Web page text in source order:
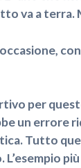
va a terra.
per
un errore
Tutto